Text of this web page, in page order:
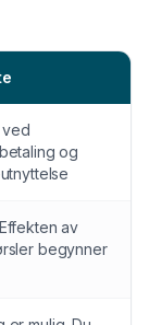
og
av
begynner